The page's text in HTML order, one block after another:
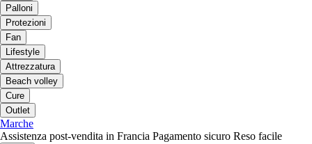
Palloni
Protezioni
Fan
Lifestyle
Attrezzatura
Beach volley
Cure
Outlet
Marche
Assistenza post-vendita in Francia Pagamento sicuro Reso facile